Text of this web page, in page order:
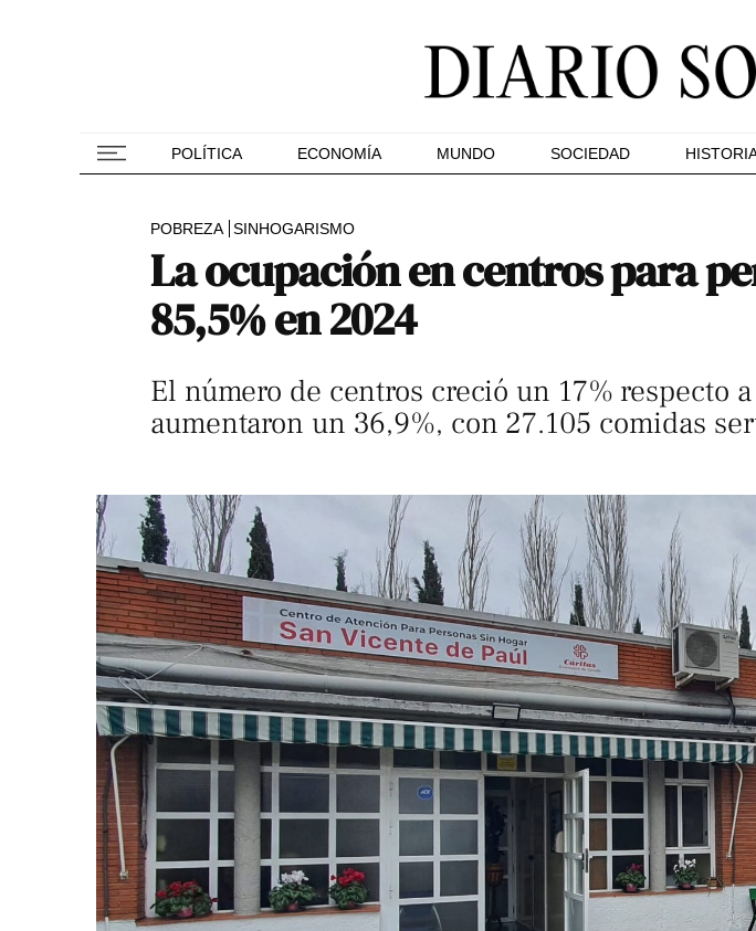
POLÍTICA ECONOMÍA MUNDO SOCIEDAD
POBREZA SINHOGARISMO
La ocupación en centros para
85,5% en 2024
El número de centros creció un 17% respecto
aumentaron un 36,9%, con 27.105 comidas